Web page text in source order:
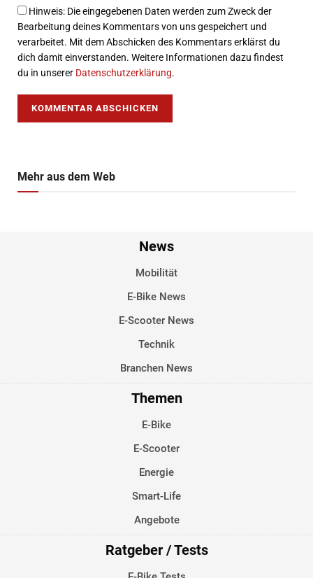
Hinweis: Die eingegebenen Daten werden zum Zweck der
Bearbeitung deines Kommentars von uns gespeichert und
verarbeitet. Mit dem Abschicken des Kommentars erklärst du
dich damit einverstanden. Weitere Informationen dazu findest
du in unserer Datenschutzerklärung.
Mehr aus dem Web
News
Mobilität
E-Bike News
E-Scooter News
Technik
Branchen News
Themen
E-Bike
E-Scooter
Energie
Smart-Life
Angebote
Ratgeber / Tests